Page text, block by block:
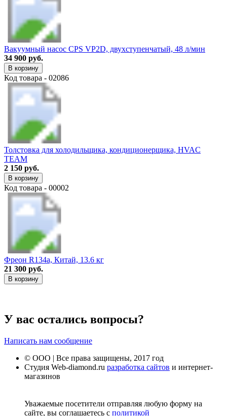
Вакуумный насос CPS VP2D, двухступенчатый, 48 л/мин
34 900 руб.
В корзину
Код товара - 02086
Толстовка для холодильщика, кондиционерщика, HVAC
TEAM
2 150 руб.
В корзину
Код товара - 00002
Фреон R134a, Китай, 13.6 кг
21 300 руб.
В корзину
У вас остались вопросы?
Написать нам сообщение
© ООО | Все права защищены, 2017 год
Студия Web-diamond.ru разработка сайтов и интернет-
магазинов
Уважаемые посетители отправляя любую форму на
сайте, вы соглашаетесь с политикой